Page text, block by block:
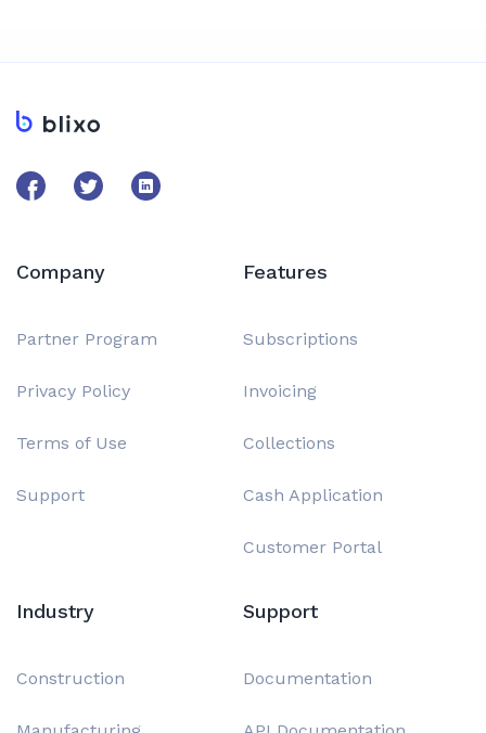
Company
Partner Program
Privacy Policy
Terms of Use
Support
Features
Subscriptions
Invoicing
Collections
Cash Application
Customer Portal
Industry
Construction
Support
Documentation